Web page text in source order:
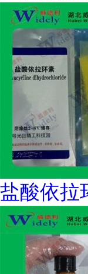
盐酸依拉